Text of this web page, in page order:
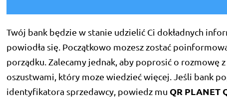
Twój bank będzie w stanie udzielić Ci dokładnych
powiodła się. Początkowo mozesz zostać
porządku. Zalecamy jednak, aby poprosić o rozmowę
oszustwami, który moze wiedzieć więcej. Jeśli bank
identyfikatora sprzedawcy, powiedz mu QR PLANET